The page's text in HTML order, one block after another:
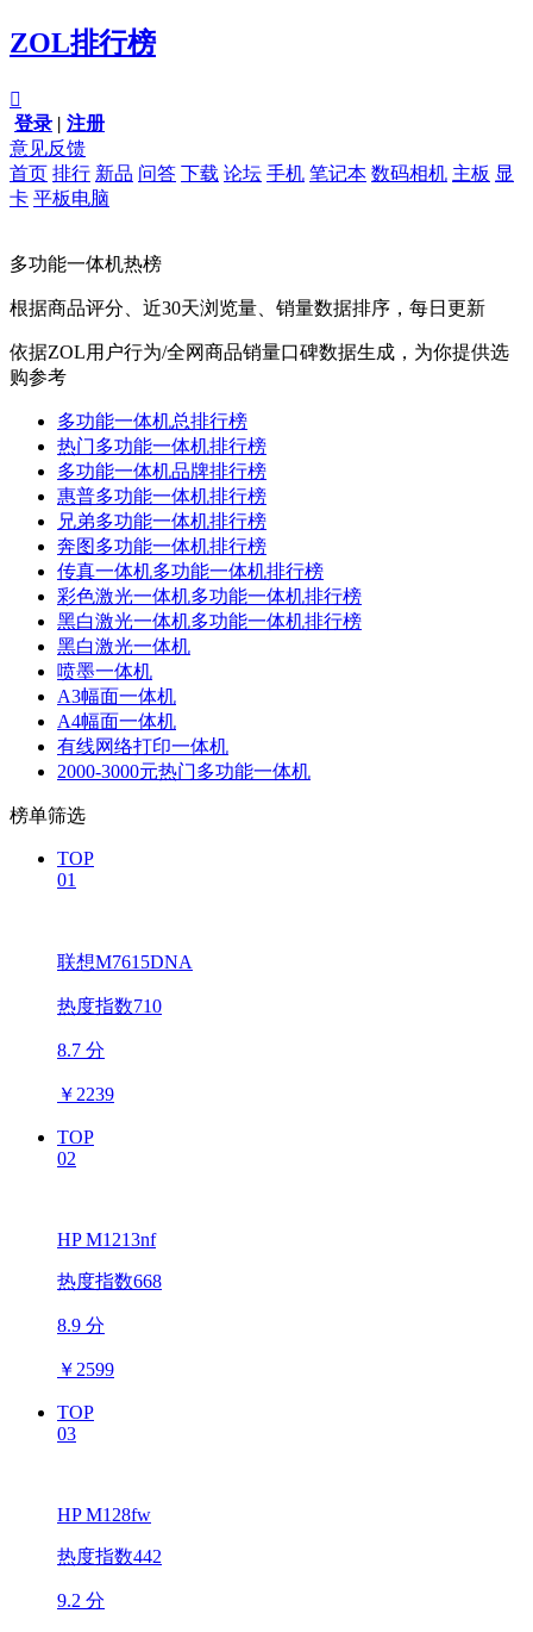
ZOL排行榜

登录 | 注册
意见反馈
首页 排行 新品 问答 下载 论坛 手机 笔记本 数码相机 主板 显
卡 平板电脑
多功能一体机热榜
根据商品评分、近30天浏览量、销量数据排序，每日更新
依据ZOL用户行为/全网商品销量口碑数据生成，为你提供选
购参考
多功能一体机总排行榜
热门多功能一体机排行榜
多功能一体机品牌排行榜
惠普多功能一体机排行榜
兄弟多功能一体机排行榜
奔图多功能一体机排行榜
传真一体机多功能一体机排行榜
彩色激光一体机多功能一体机排行榜
黑白激光一体机多功能一体机排行榜
黑白激光一体机
喷墨一体机
A3幅面一体机
A4幅面一体机
有线网络打印一体机
2000-3000元热门多功能一体机
榜单筛选
TOP
01
联想M7615DNA
热度指数710
8.7 分
￥ 2239
TOP
02
HP M1213nf
热度指数668
8.9 分
￥ 2599
TOP
03
HP M128fw
热度指数442
9.2 分